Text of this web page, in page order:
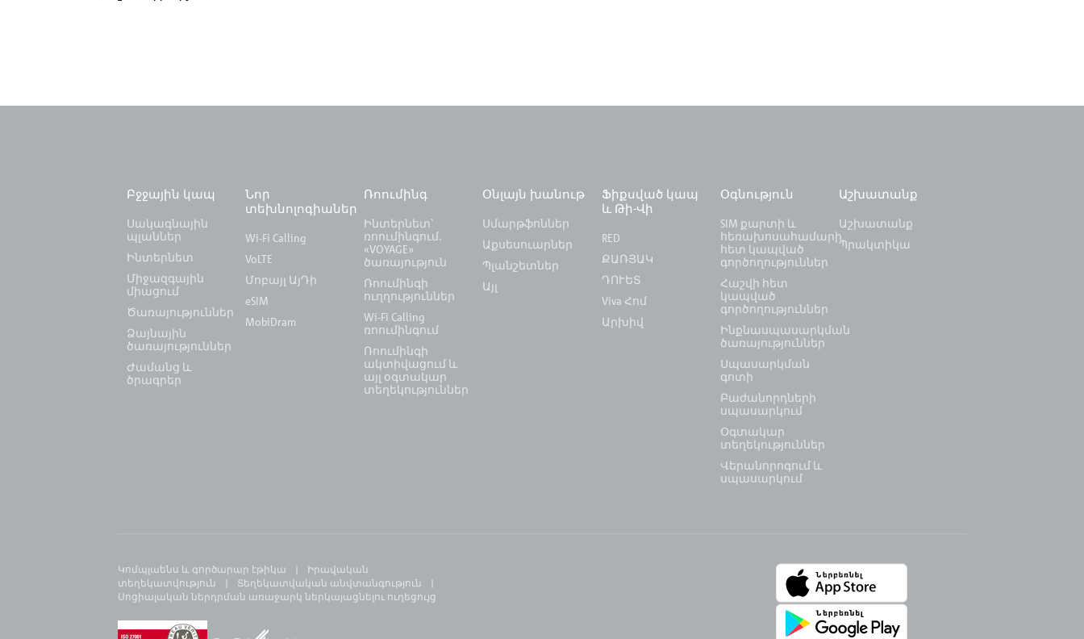
Բջջային կապ
Սակագնային
պլաններ
Ինտերնետ
Միջազգային
միացում
Ծառայություններ
Ձայնային
ծառայություններ
Ժամանց և
ծրագրեր
Նոր
տեխնոլոգիաներ
Wi-Fi Calling
VoLTE
Մոբայլ ԱյԴի
eSIM
MobiDram
Ռոումինգ
Ինտերնետ՝
ռոումինգում.
«VOYAGE»
ծառայություն
Ռոումինգի
ուղղություններ
Wi-Fi Calling
ռոումինգում
Ռոումինգի
ակտիվացում և
այլ օգտակար
տեղեկություններ
Օնլայն խանութ
Սմարթֆոններ
Աքսեսուարներ
Պլանշետներ
Այլ
Ֆիքսված կապ
և Թի-Վի
RED
ՔԱՌՅԱԿ
ԴՈՒԵՏ
Viva Հոմ
Արխիվ
Օգնություն
SIM քարտի և
հեռախոսահամարի
հետ կապված
գործողություններ
Հաշվի հետ
կապված
գործողություններ
Ինքնասպասարկման
ծառայություններ
Սպասարկման
գոտի
Բաժանորդների
սպասարկում
Օգտակար
տեղեկություններ
Վերանորոգում և
սպասարկում
Աշխատանք
Աշխատանք
Պրակտիկա
Կոմպլաենս և գործարար էթիկա
Իրավական
տեղեկատվություն
Տեղեկատվական անվտանգություն
Սոցիալական ներդրման առաջարկ ներկայացնելու ուղեցույց